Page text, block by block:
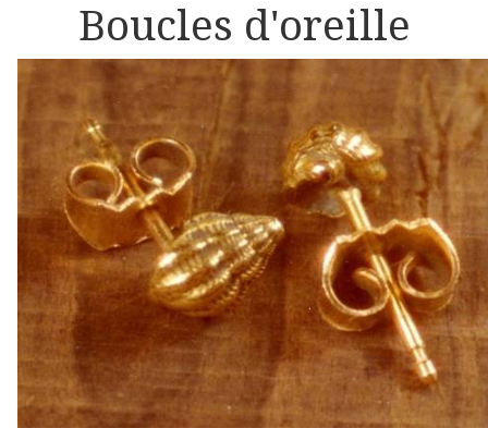
Couteaux Corses
Les bijoux
Stylos
Les poteries
Album photo
Tableau toile de jute
Les dessins
Peintures sur papier peint
Boucles d'oreille